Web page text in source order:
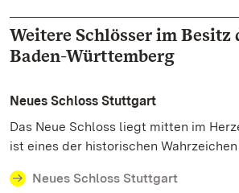
Weitere Schlösser im Besitz
Baden-Württemberg
Neues Schloss Stuttgart
Das Neue Schloss liegt mitten im
ist eines der historischen
Neues Schloss Stuttgart